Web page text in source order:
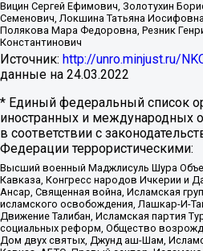
Вицин Сергей Ефимович, Золотухин
Семенович, Локшина Татьяна
Полякова Мара Федоровна, Резник
Константинович
Источник: http://unro.minjust.ru/
данные на 24.03.2022
* Единый федеральный список
иностранных и международных
в соответствии с
Федерации террористическими:
Высший военный Маджлисуль Шура
Кавказа, Конгресс народов Ичкерии и
Ансар, Священная война, Исламская
исламского освобождения, Лашкар-И-
Движение Талибан, Исламская партия
социальных реформ, Общество
Дом двух святых, Джунд аш-Шам,